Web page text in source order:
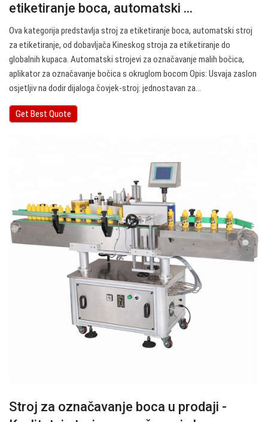
etiketiranje boca, automatski ...
Ova kategorija predstavlja stroj za etiketiranje boca, automatski stroj
za etiketiranje, od dobavljača Kineskog stroja za etiketiranje do
globalnih kupaca. Automatski strojevi za označavanje malih bočica,
aplikator za označavanje bočica s okruglom bocom Opis: Usvaja zaslon
osjetljiv na dodir dijaloga čovjek-stroj: jednostavan za…
Get Best Quote
Stroj za označavanje boca u prodaji -